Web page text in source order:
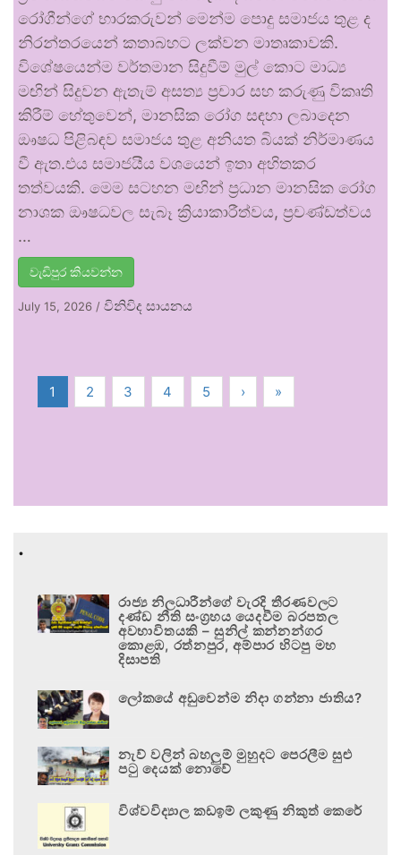
රෝගීන්ගේ භාරකරුවන් මෙන්ම පොදු සමාජය තුළ ද
නිරන්තරයෙන් කතාබහට ලක්වන මාතෘකාවකි.
විශේෂයෙන්ම වර්තමාන සිදුවීම් මුල් කොට මාධ්‍ය
මඟින් සිදුවන ඇතැම් අසත්‍ය ප්‍රචාර සහ කරුණු විකෘති
කිරීම් හේතුවෙන්, මානසික රෝග සඳහා ලබාදෙන
ඖෂධ පිළිබඳව සමාජය තුළ අනියත බියක් නිර්මාණය
වී ඇත.එය සමාජයීය වශයෙන් ඉතා අහිතකර
තත්වයකි. මෙම සටහන මඟින් ප්‍රධාන මානසික රෝග
නාශක ඖෂධවල සැබෑ ක්‍රියාකාරීත්වය, ප්‍රචණ්ඩත්වය
…
වැඩිපුර කියවන්න
July 15, 2026 / විනිවිද සායනය
1 2 3 4 5 › »
.
රාජ්‍ය නිලධාරීන්ගේ වැරදි තීරණවලට
දණ්ඩ නීති සංග්‍රහය යෙදවීම බරපතල
අවභාවිතයකි – සුනිල් කන්නන්ගර
කොළඹ, රත්නපුර, අම්පාර හිටපු මහ
දිසාපති
ලෝකයේ අඩුවෙන්ම නිදා ගන්නා ජාතිය?
නැව් වලින් බහලුම් මුහුදට පෙරලීම සුළු
පටු දෙයක් නොවේ
විශ්වවිද්‍යාල කඩඉම් ලකුණු නිකුත් කෙරේ